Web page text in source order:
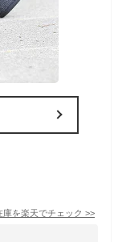
庫を楽天でチェック >>